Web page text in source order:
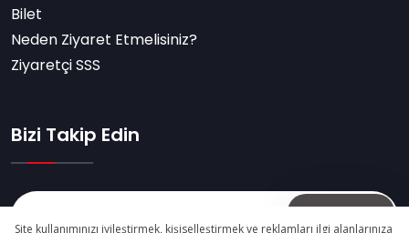
Bilet
Neden Ziyaret Etmelisiniz?
Ziyaretçi SSS
Bizi Takip Edin